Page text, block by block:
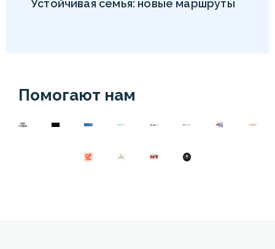
Устойчивая семья: новые маршруты
Помогают нам